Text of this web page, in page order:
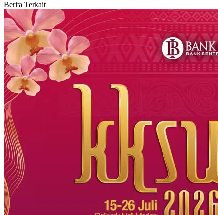
Berita Terkait